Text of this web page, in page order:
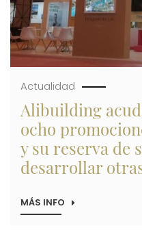
Actualidad
Alibuilding
ocho
y su reserva de
desarrollar
MÁS INFO SOBRE